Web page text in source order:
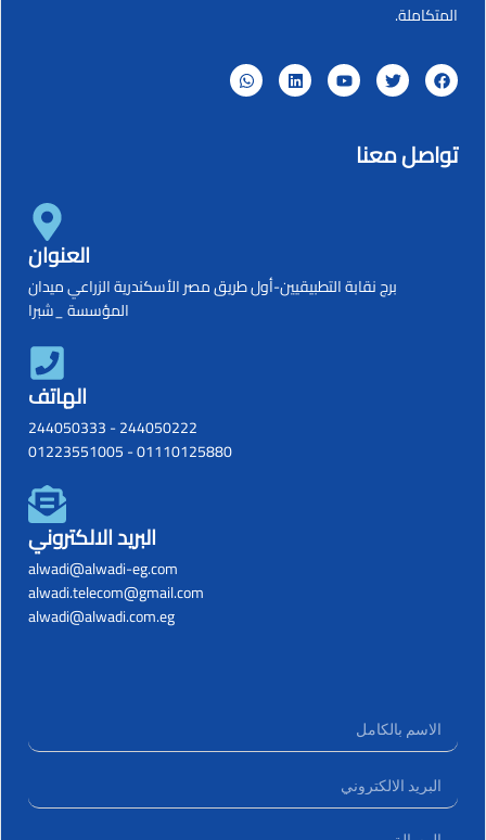
المتكاملة.
تواصل معنا
العنوان
برج نقابة التطبيقيين-أول طريق مصر الأسكندرية الزراعي ميدان
المؤسسة _شبرا
الهاتف
244050222
-
244050333
01110125880
-
01223551005
البريد الالكتروني
alwadi@alwadi-eg.com
alwadi.telecom@gmail.com
alwadi@alwadi.com.eg